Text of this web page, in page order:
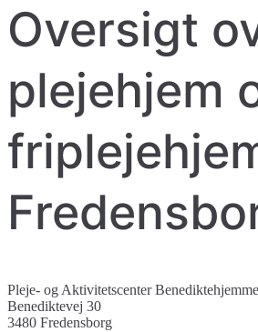
Oversigt
plejehjem
Pleje- og Aktivitetscenter
Benediktevej 30
3480 Fredensborg